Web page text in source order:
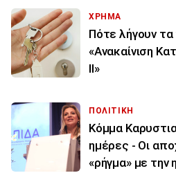
ΧΡΗΜΑ
Πότε λήγουν
«Ανακαίνιση
ΙΙ»
ΠΟΛΙΤΙΚΗ
Κόμμα
ημέρες - Οι
«ρήγμα» με την